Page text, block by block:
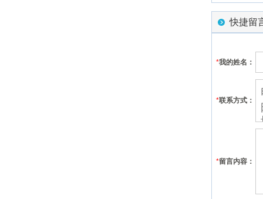
快捷留
*我的姓名：
*联系方式：
*留言内容：